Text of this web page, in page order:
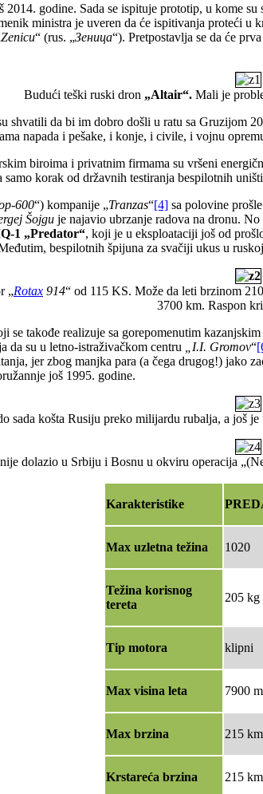
godine. Sada se ispituje prototip, u kome
ministra je uveren da će ispitivanja proteći u
Zenicu“ (rus. „Зеница“). Pretpostavlja se da će
Budući teški ruski dron „Altair“.Mali je
shvatili da bi im dobro došli u ratu sa Gruzijom
napada i pešake, i konje, i civile, i vojnu
biroima i privatnim firmama su vršeni
samo korak od državnih testiranja bespilotnih
600“) kompanije „Tranzas“[4] sa polovine
Šojgu je najavio ubrzanje radova na dronu.
1 „Predator“, koji je u eksploataciji još od
bespilotnih špijuna za svačiji ukus u
„Rotax 914“ od 115 KS. Može da leti brzinom
3700 km. Raspon
se takođe realizuje sa gorepomenutim
da su u letno-istraživačkom centru
„I.I. Gromov“
jer zbog manjka para (a čega drugog!) jako
još 1995. godine.
sada košta Rusiju preko milijardu rubalja, a još
dolazio u Srbiju i Bosnu u okviru operacija
Karakteristike
Max uzletna težina 1020
Težina korisnog
tereta
205 kg
Tip motora klipni
Max visina leta 7900 m
Max brzina 215
Krstareća brzina 215